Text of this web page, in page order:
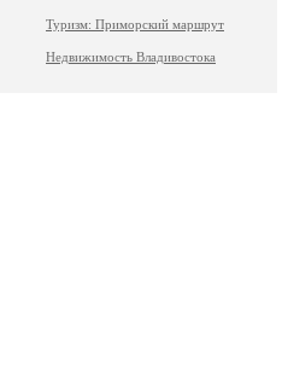
Туризм: Приморский маршрут
Недвижимость Владивостока